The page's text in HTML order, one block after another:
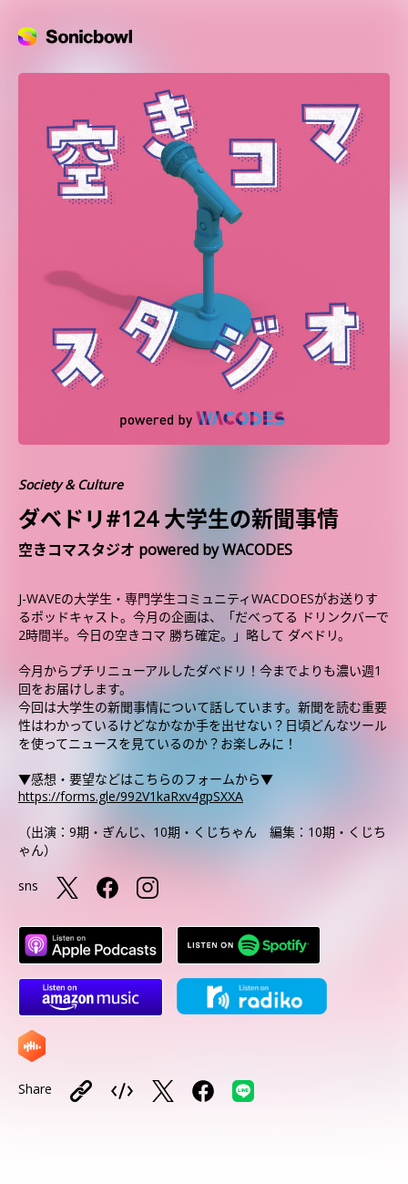
Society & Culture
ダベドリ#124 大学生の新聞事情
空きコマスタジオ powered by WACODES
J-WAVEの大学生・専門学生コミュニティWACDOESがお送りす
るポッドキャスト。今月の企画は、「だべってる ドリンクバーで
2時間半。今日の空きコマ 勝ち確定。」略して ダベドリ。
今月からプチリニューアルしたダべドリ！今までよりも濃い週1
回をお届けします。
今回は大学生の新聞事情について話しています。新聞を読む重要
性はわかっているけどなかなか手を出せない？日頃どんなツール
を使ってニュースを見ているのか？お楽しみに！
▼感想・要望などはこちらのフォームから▼
https://forms.gle/992V1kaRxv4gpSXXA
（出演：9期・ぎんじ、10期・くじちゃん 編集：10期・くじち
ゃん）
sns
Share